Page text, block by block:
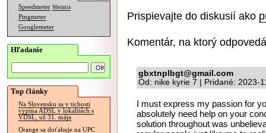
Speedmeter Merania
Pingmeter
Googlemeter
Hľadanie
Top články
Na Slovensku sa v tichosti
vypína ADSL v lokalitách s
VDSL, už 31. mája
Orange sa doťahuje na UPC
Prispievajte do diskusií ako
Komentár, na ktorý
gbxtnplbgt@gmail.com
Od: nike kyrie 7 | Pridané: 2023-
I must express my passion for
absolutely need help on your
solution throughout was